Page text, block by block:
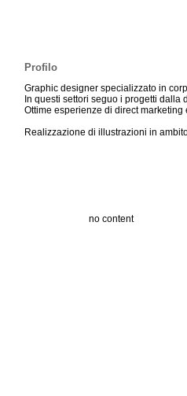
Profilo
Graphic designer specializzato in
In questi settori seguo i progetti
Ottime esperienze di direct
Realizzazione di illustrazioni in
no content